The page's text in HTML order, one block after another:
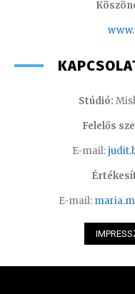
Stúdió:
Felelős
E-mail:
E-mail: